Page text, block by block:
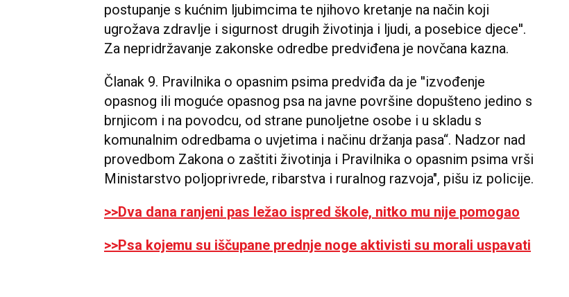
postupanje s kućnim ljubimcima te njihovo kretanje na način koji
ugrožava zdravlje i sigurnost drugih životinja i ljudi, a posebice djece''.
Za nepridržavanje zakonske odredbe predviđena je novčana kazna.
Članak 9. Pravilnika o opasnim psima predviđa da je ''izvođenje
opasnog ili moguće opasnog psa na javne površine dopušteno jedino s
brnjicom i na povodcu, od strane punoljetne osobe i u skladu s
komunalnim odredbama o uvjetima i načinu držanja pasa“. Nadzor nad
provedbom Zakona o zaštiti životinja i Pravilnika o opasnim psima vrši
Ministarstvo poljoprivrede, ribarstva i ruralnog razvoja", pišu iz policije.
>>Dva dana ranjeni pas ležao ispred škole, nitko mu nije pomogao
>>Psa kojemu su iščupane prednje noge aktivisti su morali uspavati